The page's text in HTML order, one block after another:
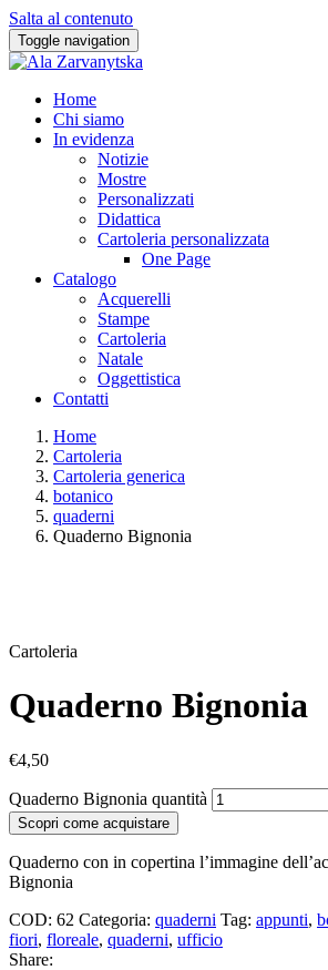
Salta al contenuto
Toggle navigation
Home
Chi siamo
In evidenza
Notizie
Mostre
Personalizzati
Didattica
Cartoleria personalizzata
One Page
Catalogo
Acquerelli
Stampe
Cartoleria
Natale
Oggettistica
Contatti
Home
Cartoleria
Cartoleria generica
botanico
quaderni
Quaderno Bignonia
Cartoleria
Quaderno Bignonia
€4,50
Quaderno Bignonia quantità
Scopri come acquistare
Quaderno con in copertina l’immagine
Bignonia
COD: 62 Categoria: quaderni Tag: appunti,
fiori, floreale, quaderni, ufficio
Share: